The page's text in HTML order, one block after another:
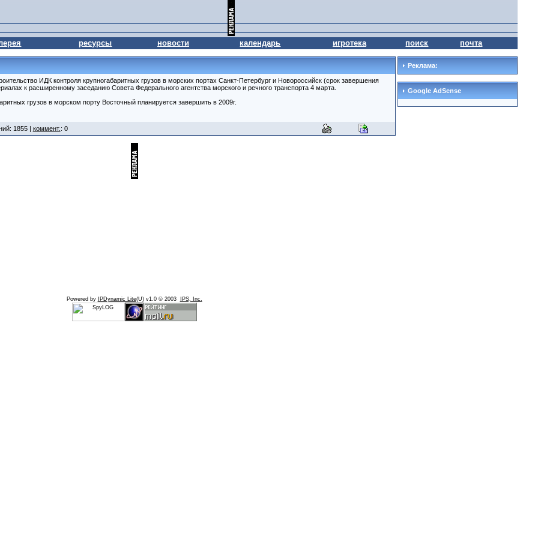
ресурсы новости календарь игротека поиск почта
ИДК контроля крупногабаритных грузов в морских портах Санкт-Петербург и Новороссийск (срок завершения
к расширенному заседанию Совета Федерального агентства морского и речного транспорта 4 марта.
грузов в морском порту Восточный планируется завершить в 2009г.
1855 | коммент. : 0
Реклама:
Google AdSense
Powered by IPDynamic Lite(U) v1.0 © 2003 IPS, Inc.